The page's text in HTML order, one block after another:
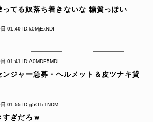
てる奴落ち着きないな 糖質っぽい
01:40 ID:k0MjExNDI
01:41 ID:A0MDE5MDI
ンジャー急募・ヘルメット＆皮ツナキ貸
01:55 ID:g5OTc1NDM
ぎだろｗ